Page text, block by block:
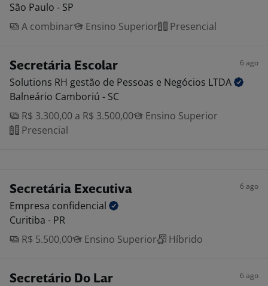
São Paulo - SP
A combinar
Ensino Superior Presencial
Secretária Escolar 6 ago
Solutions RH gestão de Pessoas e Negócios LTDA
Balneário Camboriú - SC
R$ 3.300,00 a R$ 3.500,00
Ensino Superior
Presencial
Secretária Executiva 6 ago
Empresa confidencial
Curitiba - PR
R$ 5.500,00
Ensino Superior Híbrido
Secretário Do Lar 6 ago